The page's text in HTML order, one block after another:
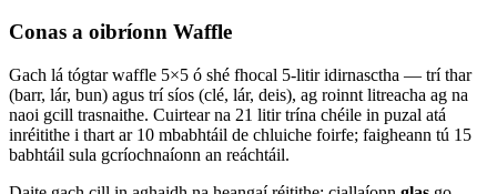
Conas a oibríonn Waffle
Gach lá tógtar waffle 5×5 ó shé fhocal 5-litir idirnasctha — trí thar
(barr, lár, bun) agus trí síos (clé, lár, deis), ag roinnt litreacha ag na
naoi gcill trasnaithe. Cuirtear na 21 litir trína chéile in puzal atá
inréitithe i thart ar 10 mbabhtáil de chluiche foirfe; faigheann tú 15
babhtáil sula gcríochnaíonn an reáchtáil.